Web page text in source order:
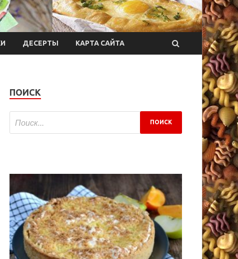
ДЕСЕРТЫ КАРТА САЙТА
ПОИСК